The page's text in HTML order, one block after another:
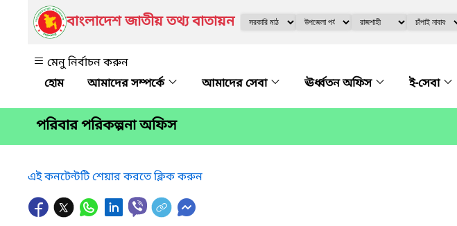
বাংলাদেশ জাতীয় তথ্য বাতায়ন
মেনু নির্বাচন করুন
আমাদের সম্পর্কে
আমাদের সেবা ঊর্ধ্বতন অফিস ই-সেবা
পরিবার পরিকল্পনা অফিস
এই কনটেন্টটি শেয়ার করতে ক্লিক করুন